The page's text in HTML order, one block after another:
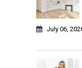
July 06,